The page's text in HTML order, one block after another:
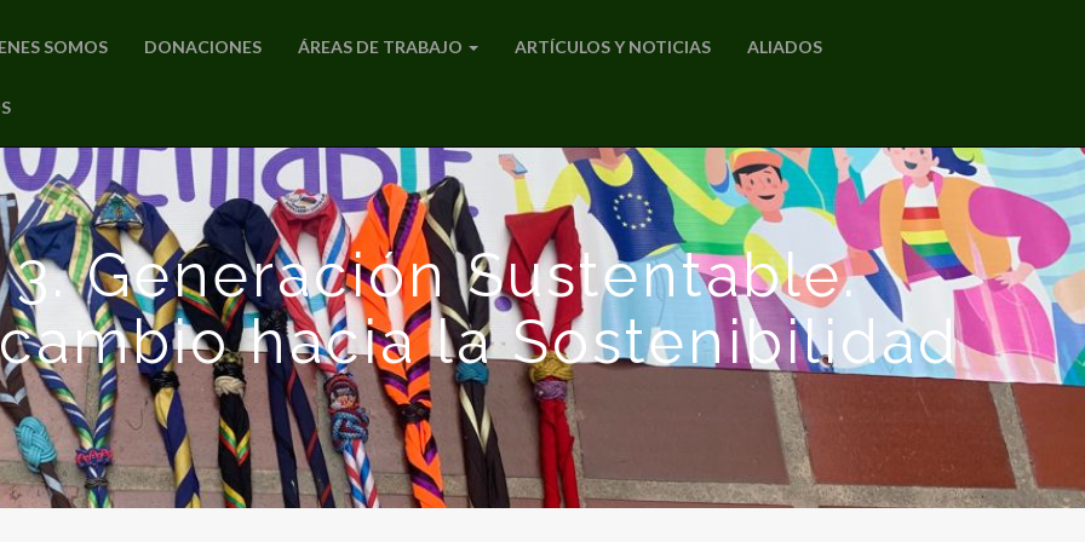
SOMOS DONACIONES ÁREAS DE TRABAJO ARTÍCULOS Y NOTICIAS ALIADOS
3. Generación Sustentable.
hacia la Sostenibilidad